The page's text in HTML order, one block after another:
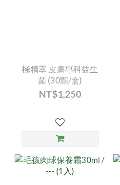
極精萃 皮膚專科益生
菌 (30顆/盒)
NT$1,250